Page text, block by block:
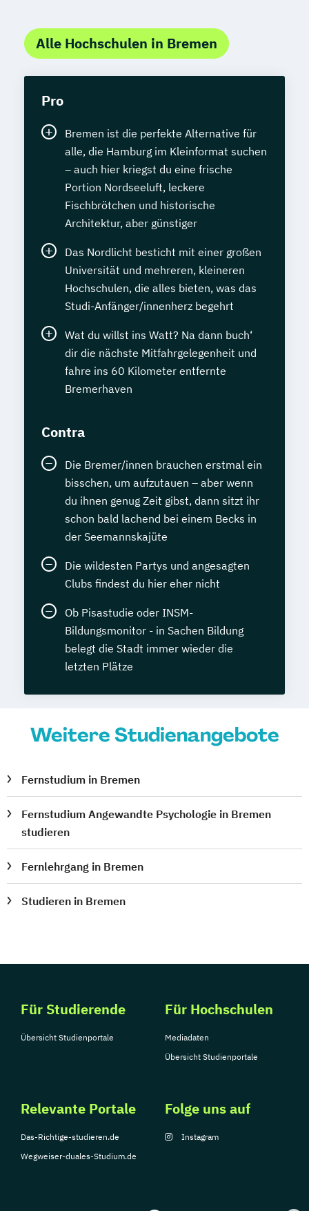
Alle Hochschulen in Bremen
Pro
Bremen ist die perfekte Alternative für
alle, die Hamburg im Kleinformat suchen
– auch hier kriegst du eine frische
Portion Nordseeluft, leckere
Fischbrötchen und historische
Architektur, aber günstiger
Das Nordlicht besticht mit einer großen
Universität und mehreren, kleineren
Hochschulen, die alles bieten, was das
Studi-Anfänger/innenherz begehrt
Wat du willst ins Watt? Na dann buch‘
dir die nächste Mitfahrgelegenheit und
fahre ins 60 Kilometer entfernte
Bremerhaven
Contra
Die Bremer/innen brauchen erstmal ein
bisschen, um aufzutauen – aber wenn
du ihnen genug Zeit gibst, dann sitzt ihr
schon bald lachend bei einem Becks in
der Seemannskajüte
Die wildesten Partys und angesagten
Clubs findest du hier eher nicht
Ob Pisastudie oder INSM-
Bildungsmonitor - in Sachen Bildung
belegt die Stadt immer wieder die
letzten Plätze
Weitere Studienangebote
Fernstudium in Bremen
Fernstudium Angewandte Psychologie in Bremen
studieren
Fernlehrgang in Bremen
Studieren in Bremen
Für Studierende
Übersicht Studienportale
Für Hochschulen
Mediadaten
Übersicht Studienportale
Relevante Portale
Das-Richtige-studieren.de
Wegweiser-duales-Studium.de
Folge uns auf
Instagram